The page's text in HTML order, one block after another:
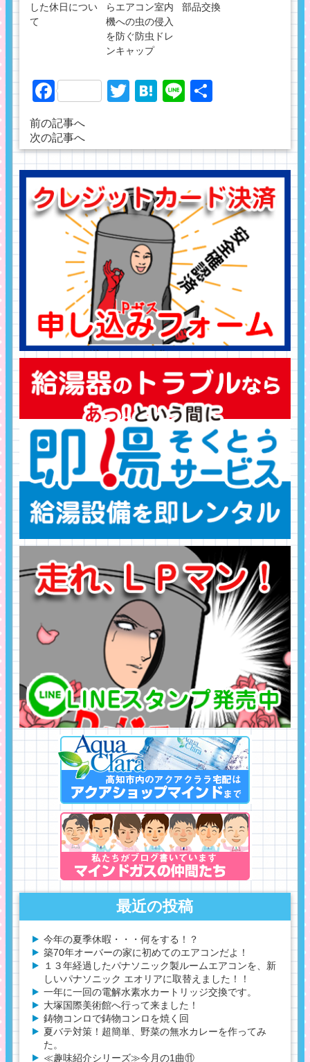
した休日につい
て
らエアコン室内
機への虫の侵入
を防ぐ防虫ドレ
ンキャップ
部品交換
FacebookTwitter
Hatena
Line
前の記事へ
次の記事へ
最近の投稿
今年の夏季休暇・・・何をする！？
築70年オーバーの家に初めてのエアコンだよ！
１３年経過したパナソニック製ルームエアコンを、新
しいパナソニック エオリアに取替えました！！
一年に一回の電解水素水カートリッジ交換です。
大塚国際美術館へ行って来ました！
鋳物コンロで鋳物コンロを焼く回
夏バテ対策！超簡単、野菜の無水カレーを作ってみ
た。
≪趣味紹介シリーズ≫今月の1曲⑪